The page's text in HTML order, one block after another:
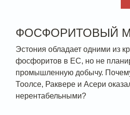
ФОСФОРИТОВЫЙ
Эстония обладает одними из
фосфоритов в ЕС, но не
промышленную добычу.
Тоолсе, Раквере и Асери
нерентабельными?